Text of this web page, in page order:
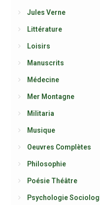
Jules Verne
Littérature
Loisirs
Manuscrits
Médecine
Mer Montagne
Militaria
Musique
Oeuvres Complètes
Philosophie
Poésie Théâtre
Psychologie